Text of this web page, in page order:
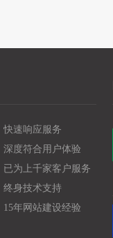
快速响应服务
深度符合用户体验
已为上千家客户服务
终身技术支持
15年网站建设经验